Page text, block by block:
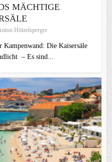
MÄCHTIGE
Hötzelsperger
Kampenwand: Die Kaisersäle
– Es sind...